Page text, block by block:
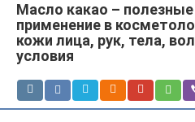
Масло какао – полезные
применение в
кожи лица, рук, тела,
условия